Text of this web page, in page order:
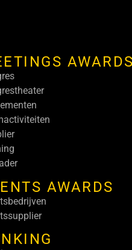
AWARDS
AWARDS